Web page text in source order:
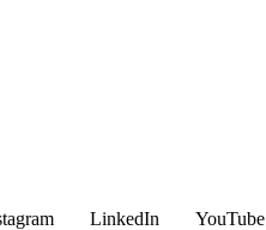
LinkedIn YouTube